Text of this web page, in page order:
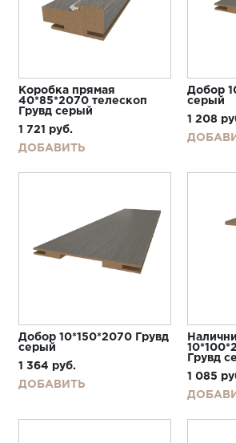
Коробка прямая
40*85*2070 телескоп
Грувд серый
1 721
руб.
ДОБАВИТЬ
Добор
серый
1 208
Добор 10*150*2070 Грувд
серый
1 364 руб.
ДОБАВИТЬ
Грувд
1 085